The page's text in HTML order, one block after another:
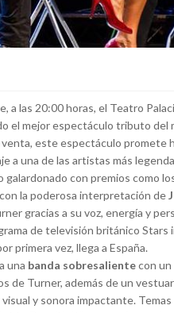
a las 20:00 horas, el Teatro
el mejor espectáculo tributo del
venta, este espectáculo promete
a una de las artistas más
galardonado con premios como
la poderosa interpretación de
gracias a su voz, energía y
de televisión británico
primera vez, llega a España.
una banda sobresalientecon un
de Turner, además de un
y sonora impactante.